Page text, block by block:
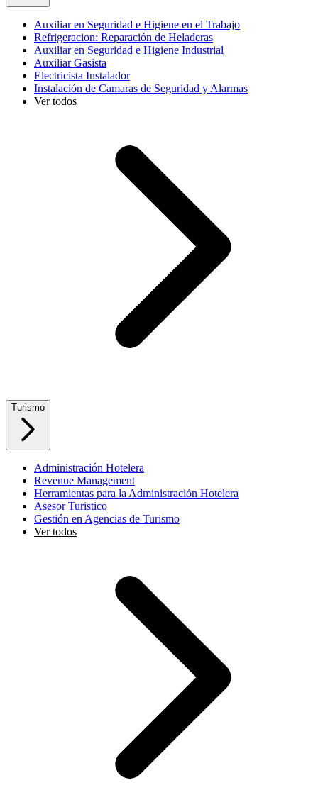
Auxiliar en Seguridad e Higiene en el Trabajo
Refrigeracion: Reparación de Heladeras
Auxiliar en Seguridad e Higiene Industrial
Auxiliar Gasista
Electricista Instalador
Instalación de Camaras de Seguridad y Alarmas
Ver todos
Turismo
Administración Hotelera
Revenue Management
Herramientas para la Administración Hotelera
Asesor Turistico
Gestión en Agencias de Turismo
Ver todos